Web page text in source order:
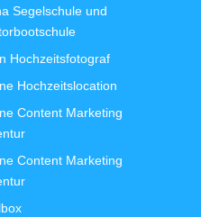
Segelschule und
Hochzeitsfotograf
Hochzeitslocation
Content Marketing
Content Marketing